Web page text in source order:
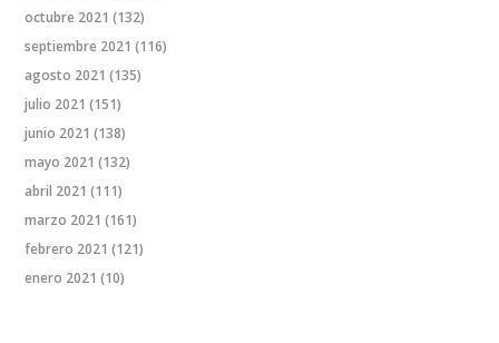
octubre 2021 (132)
septiembre 2021 (116)
agosto 2021 (135)
julio 2021 (151)
junio 2021 (138)
mayo 2021 (132)
abril 2021 (111)
marzo 2021 (161)
febrero 2021 (121)
enero 2021 (10)